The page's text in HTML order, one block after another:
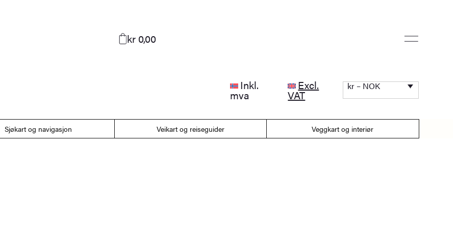
kr 0,00
Inkl.
mva
Excl.
VAT
kr – NOK
Sjøkart og navigasjon Veikart og reiseguider Veggkart og interiør